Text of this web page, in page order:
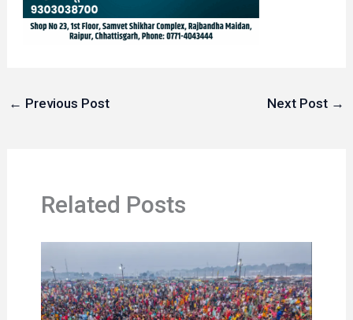
← Previous Post Next Post →
Related Posts